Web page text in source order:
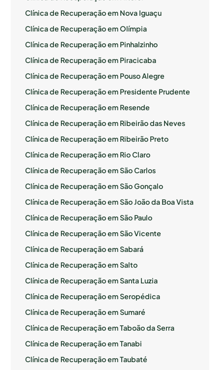
Clínica de Recuperação em Nova Iguaçu
Clínica de Recuperação em Olímpia
Clínica de Recuperação em Pinhalzinho
Clínica de Recuperação em Piracicaba
Clínica de Recuperação em Pouso Alegre
Clínica de Recuperação em Presidente Prudente
Clínica de Recuperação em Resende
Clínica de Recuperação em Ribeirão das Neves
Clínica de Recuperação em Ribeirão Preto
Clínica de Recuperação em Rio Claro
Clínica de Recuperação em São Carlos
Clínica de Recuperação em São Gonçalo
Clínica de Recuperação em São João da Boa Vista
Clínica de Recuperação em São Paulo
Clínica de Recuperação em São Vicente
Clínica de Recuperação em Sabará
Clínica de Recuperação em Salto
Clínica de Recuperação em Santa Luzia
Clínica de Recuperação em Seropédica
Clínica de Recuperação em Sumaré
Clínica de Recuperação em Taboão da Serra
Clínica de Recuperação em Tanabi
Clínica de Recuperação em Taubaté